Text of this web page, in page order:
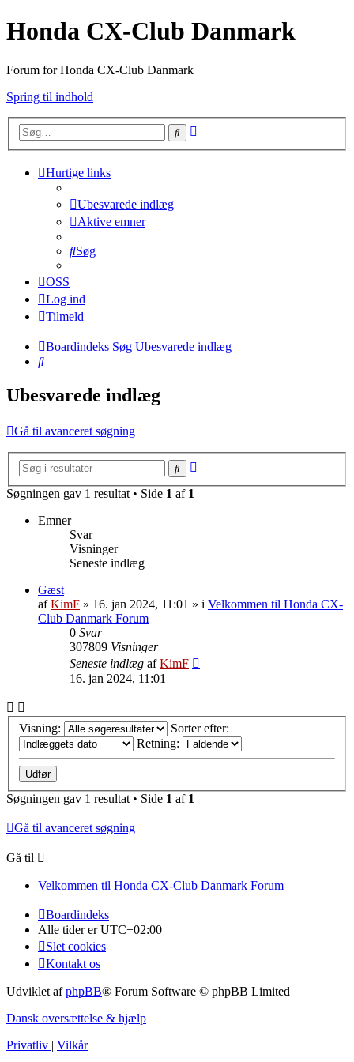
Honda CX-Club Danmark
Forum for Honda CX-Club Danmark
Spring til indhold
Søg
Hurtige links
Ubesvarede indlæg
Aktive emner
Søg
OSS
Log ind
Tilmeld
Boardindeks Søg Ubesvarede indlæg
Søg
Ubesvarede indlæg
Gå til avanceret søgning
Søg
Søgningen gav 1 resultat • Side 1 af 1
Emner
Svar
Visninger
Seneste indlæg
Gæst
afKimF » 16. jan 2024, 11:01 » i Velkommen til Honda CX-
Club Danmark Forum
0 Svar
307809 Visninger
Seneste indlæg afKimF
16. jan 2024, 11:01
Visning:
Sorter efter:
Retning:
Søgningen gav 1 resultat • Side 1 af 1
Gå til avanceret søgning
Gå til
Velkommen til Honda CX-Club Danmark Forum
Boardindeks
Alle tider erUTC+02:00
Slet cookies
Kontakt os
Udviklet afphpBB® Forum Software © phpBB Limited
Dansk oversættelse & hjælp
Privatliv
Vilkår